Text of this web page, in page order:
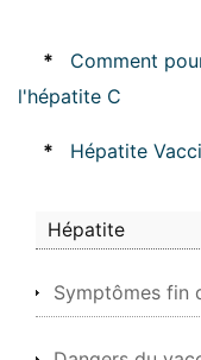
*
Comment
l'hépatite C
* Hépatite
Hépatite
Symptômes fin